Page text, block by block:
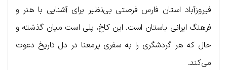
فیروزآباد استان فارس فرصتی بی‌نظیر برای آشنایی با هنر و
فرهنگ ایرانی باستان است. این کاخ، پلی است میان گذشته و
حال که هر گردشگری را به سفری پرمعنا در دل تاریخ دعوت
می‌کند.